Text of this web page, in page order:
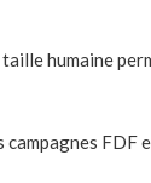
humaine
FDF